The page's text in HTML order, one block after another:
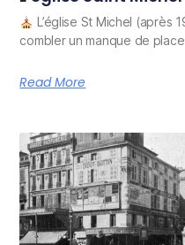
L’église St Michel (après
combler un manque de
Read More